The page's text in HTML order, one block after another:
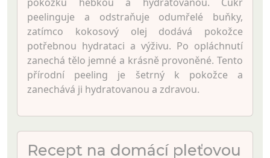
peelinguje a odstraňuje odumřelé buňky,
zatímco kokosový olej dodává pokožce
potřebnou hydrataci a výživu. Po opláchnutí
zanechá tělo jemné a krásně provoněné. Tento
přírodní peeling je šetrný k pokožce a
zanechává ji hydratovanou a zdravou.
Recept na domácí pleťovou